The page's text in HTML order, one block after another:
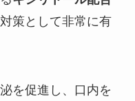
策として非常に有
を促進し、口内を